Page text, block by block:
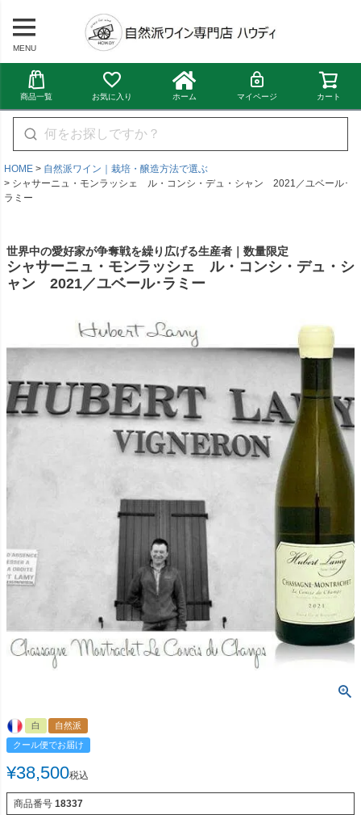
MENU
商品一覧 お気に入り ホーム マイページ カート
HOME
自然派ワイン｜栽培・醸造方法で選ぶ
シャサーニュ・モンラッシェ ル・コンシ・デュ・シャン 2021／ユベール･
ラミー
世界中の愛好家が争奪戦を繰り広げる生産者｜数量限定
シャサーニュ・モンラッシェ ル・コンシ・デュ・シ
ャン 2021／ユベール･ラミー
白
自然派
クール便でお届け
¥38,500税込
商品番号 18337